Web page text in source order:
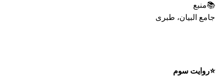
📚منبع
جامع البیان، طبری
⭐️روایت سوم